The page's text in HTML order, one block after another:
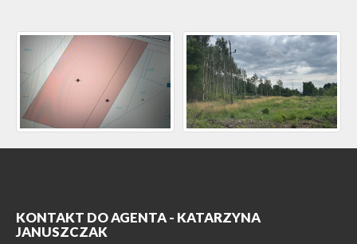
KONTAKT DO AGENTA - KATARZYNA
JANUSZCZAK